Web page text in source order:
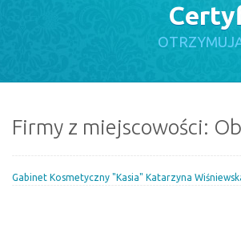
Firmy z miejscowości:
Gabinet Kosmetyczny "Kasia" Katarzyna